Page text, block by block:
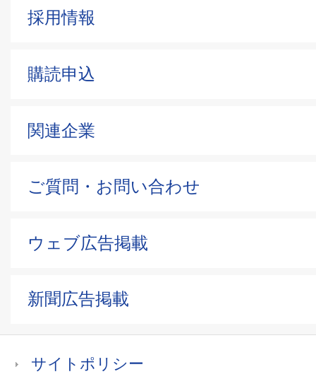
採用情報
購読申込
関連企業
ご質問・お問い合わせ
ウェブ広告掲載
新聞広告掲載
サイトポリシー